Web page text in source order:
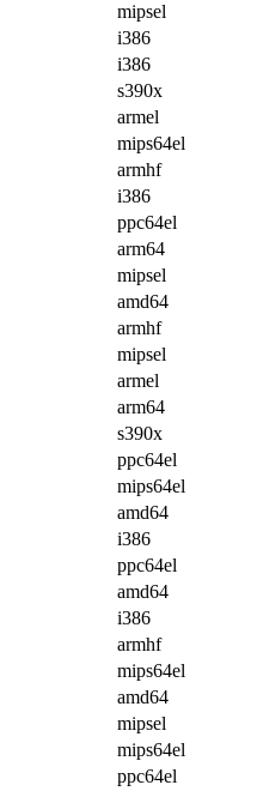
mipsel
i386
i386
s390x
armel
mips64el
armhf
i386
ppc64el
arm64
mipsel
amd64
armhf
mipsel
armel
arm64
s390x
ppc64el
mips64el
amd64
i386
ppc64el
amd64
i386
armhf
mips64el
amd64
mipsel
mips64el
ppc64el